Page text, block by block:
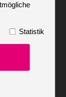
Statistik